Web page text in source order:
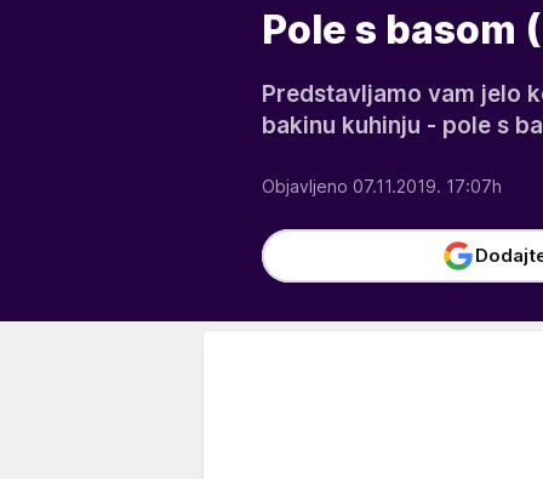
Pole s basom
Predstavljamo vam jelo
bakinu kuhinju - pole s
Objavljeno 07.11.2019. 17:07h